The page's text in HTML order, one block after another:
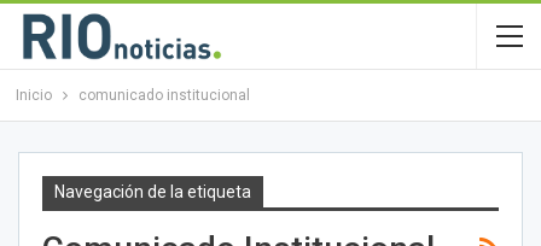
Inicio comunicado institucional
Navegación de la etiqueta